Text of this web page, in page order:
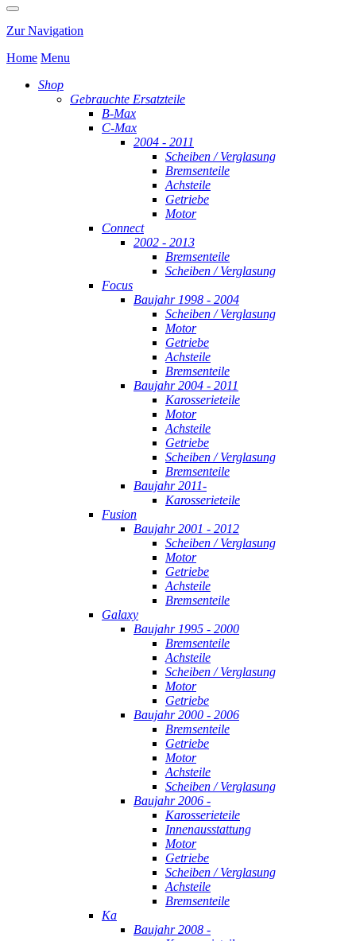
Zur Navigation
Home Menu
Shop
Gebrauchte Ersatzteile
B-Max
C-Max
2004 - 2011
Scheiben / Verglasung
Bremsenteile
Achsteile
Getriebe
Motor
Connect
2002 - 2013
Bremsenteile
Scheiben / Verglasung
Focus
Baujahr 1998 - 2004
Scheiben / Verglasung
Motor
Getriebe
Achsteile
Bremsenteile
Baujahr 2004 - 2011
Karosserieteile
Motor
Achsteile
Getriebe
Scheiben / Verglasung
Bremsenteile
Baujahr 2011-
Karosserieteile
Fusion
Baujahr 2001 - 2012
Scheiben / Verglasung
Motor
Getriebe
Achsteile
Bremsenteile
Galaxy
Baujahr 1995 - 2000
Bremsenteile
Achsteile
Scheiben / Verglasung
Motor
Getriebe
Baujahr 2000 - 2006
Bremsenteile
Getriebe
Motor
Achsteile
Scheiben / Verglasung
Baujahr 2006 -
Karosserieteile
Innenausstattung
Motor
Getriebe
Scheiben / Verglasung
Achsteile
Bremsenteile
Ka
Baujahr 2008 -